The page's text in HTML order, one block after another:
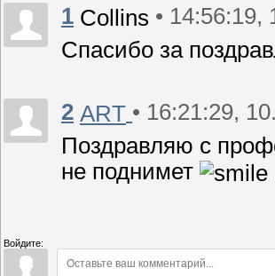
1 Collins • 14:56:19,
Спасибо за
2 ART • 16:21:29,
Поздравляю с
не поднимет
Войдите: